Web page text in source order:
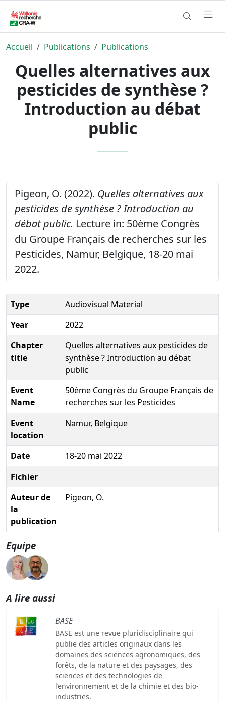
Accueil Publications Publications
Quelles alternatives aux
pesticides de synthèse ?
Introduction au débat
public
Pigeon, O. (2022). Quelles alternatives aux
pesticides de synthèse ? Introduction au
débat public. Lecture in: 50ème Congrès
du Groupe Français de recherches sur les
Pesticides, Namur, Belgique, 18-20 mai
2022.
Type
Audiovisual Material
Year
2022
Chapter
title
Quelles alternatives aux pesticides de
synthèse ? Introduction au débat
public
Event
Name
50ème Congrès du Groupe Français de
recherches sur les Pesticides
Event
location
Namur, Belgique
Date
18-20 mai 2022
Fichier
Auteur de
la
publication
Pigeon, O.
Equipe
A lire aussi
BASE
BASE est une revue pluridisciplinaire qui
publie des articles originaux dans les
domaines des sciences agronomiques, des
forêts, de la nature et des paysages, des
sciences et des technologies de
l’environnement et de la chimie et des bio-
industries.